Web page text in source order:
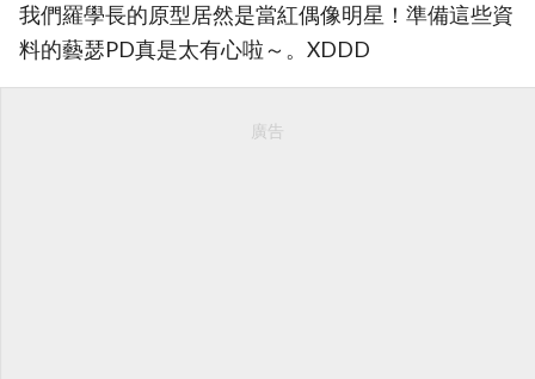
我們羅學長的原型居然是當紅偶像明星！準備這些資
料的藝瑟PD真是太有心啦～。XDDD
廣告